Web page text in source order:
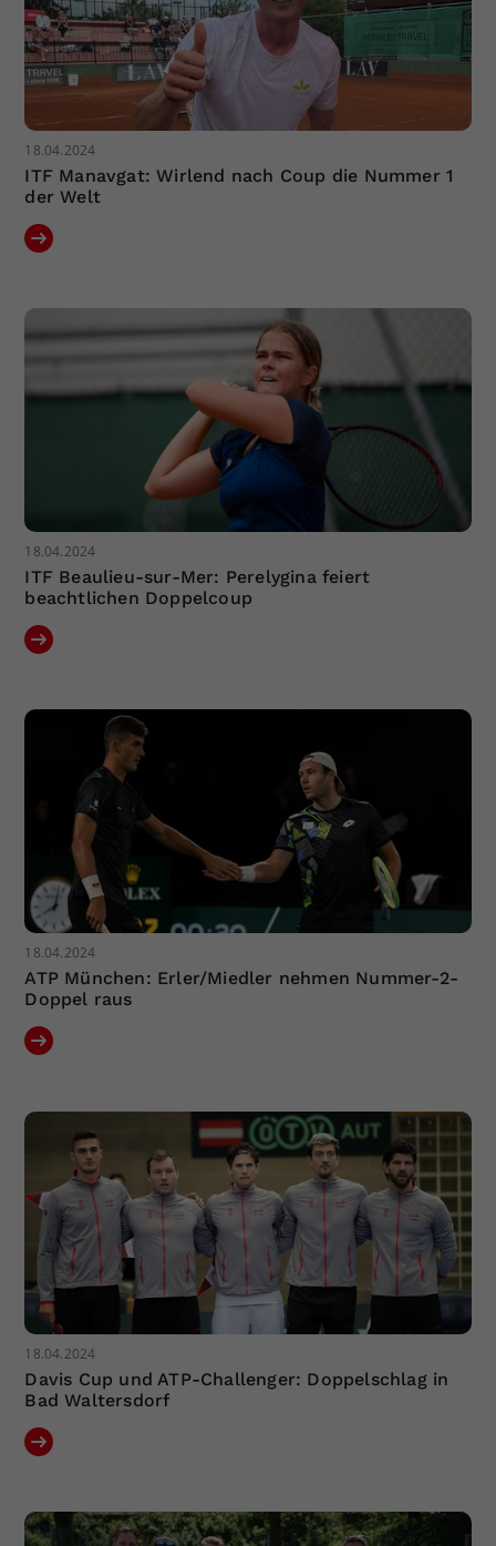
18.04.2024
ITF Manavgat: Wirlend nach Coup die Nummer 1
der Welt
18.04.2024
ITF Beaulieu-sur-Mer: Perelygina feiert
beachtlichen Doppelcoup
18.04.2024
ATP München: Erler/Miedler nehmen Nummer-2-
Doppel raus
18.04.2024
Davis Cup und ATP-Challenger: Doppelschlag in
Bad Waltersdorf